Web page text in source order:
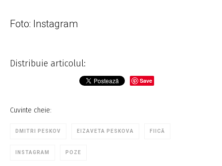
Foto: Instagram
Distribuie articolul:
Save
Cuvinte cheie:
DMITRI PESKOV EIZAVETA PESKOVA FIICĂ
INSTAGRAM POZE